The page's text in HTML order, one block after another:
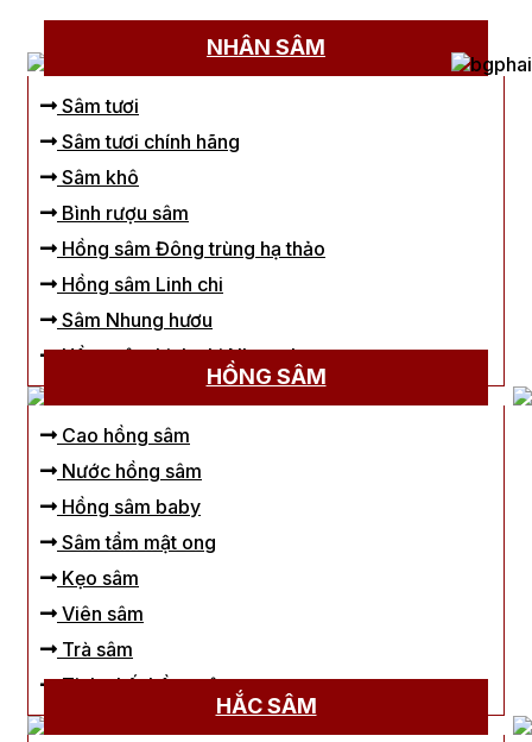
NHÂN SÂM
Sâm tươi
Sâm tươi chính hãng
Sâm khô
Bình rượu sâm
Hồng sâm Đông trùng hạ thảo
Hồng sâm Linh chi
Sâm Nhung hươu
Hồng sâm Linh chi Nhung hươu
HỒNG SÂM
Cao hồng sâm
Nước hồng sâm
Hồng sâm baby
Sâm tẩm mật ong
Kẹo sâm
Viên sâm
Trà sâm
Tinh chất hồng sâm
HẮC SÂM